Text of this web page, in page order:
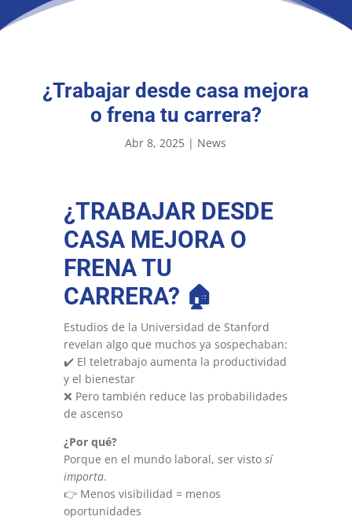
¿Trabajar desde casa mejora
o frena tu carrera?
Abr 8, 2025 | News
¿TRABAJAR DESDE
CASA MEJORA O
FRENA TU
CARRERA? 🏠
Estudios de la Universidad de Stanford
revelan algo que muchos ya sospechaban:
✔️ El teletrabajo aumenta la productividad
y el bienestar
❌ Pero también reduce las probabilidades
de ascenso
¿Por qué?
Porque en el mundo laboral, ser visto sí
importa.
👉 Menos visibilidad = menos
oportunidades